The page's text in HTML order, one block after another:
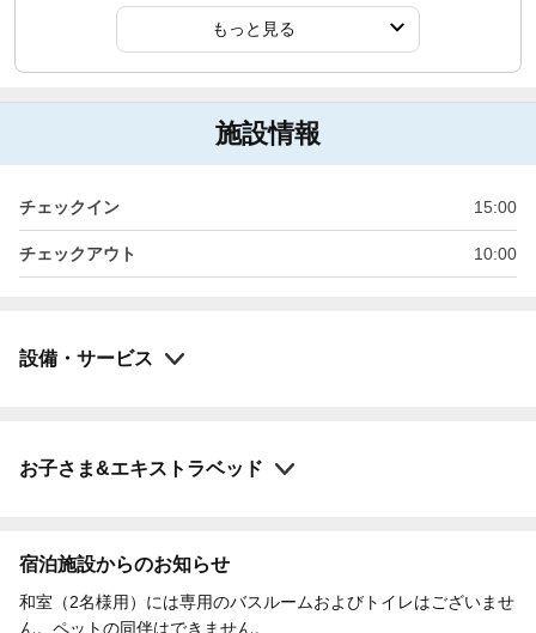
もっと見る
施設情報
チェックイン 15:00
チェックアウト 10:00
設備・サービス
お子さま&エキストラベッド
宿泊施設からのお知らせ
和室（2名様用）には専用のバスルームおよびトイレはございませ
ん。ペットの同伴はできません。